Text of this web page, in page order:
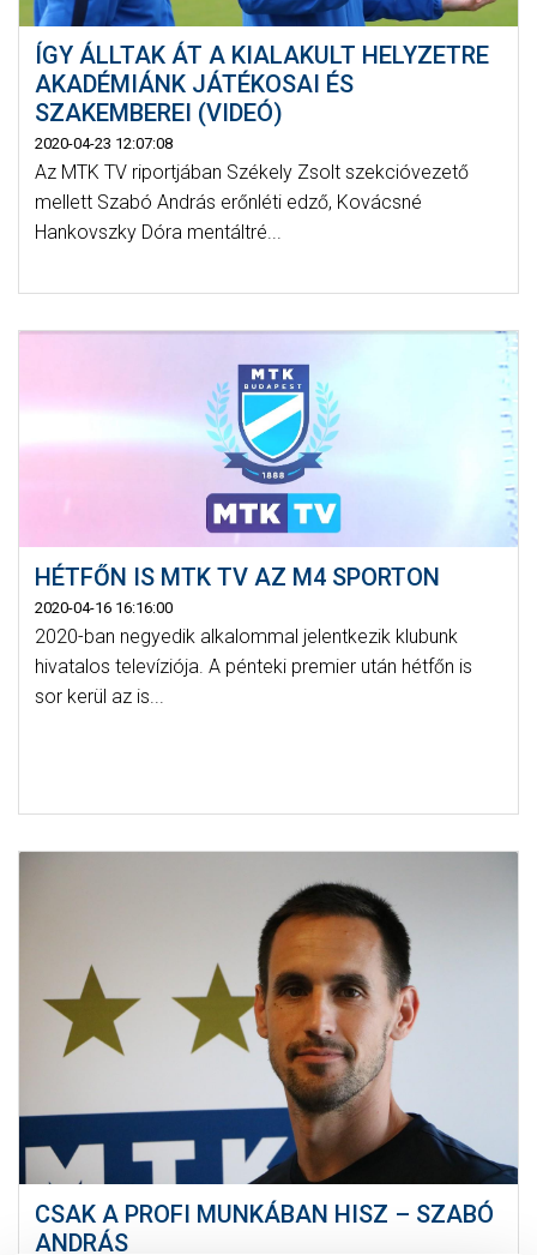
ÍGY ÁLLTAK ÁT A KIALAKULT HELYZETRE
AKADÉMIÁNK JÁTÉKOSAI ÉS
SZAKEMBEREI (VIDEÓ)
2020-04-23 12:07:08
Az MTK TV riportjában Székely Zsolt szekcióvezető
mellett Szabó András erőnléti edző, Kovácsné
Hankovszky Dóra mentáltré...
HÉTFŐN IS MTK TV AZ M4 SPORTON
2020-04-16 16:16:00
2020-ban negyedik alkalommal jelentkezik klubunk
hivatalos televíziója. A pénteki premier után hétfőn is
sor kerül az is...
CSAK A PROFI MUNKÁBAN HISZ – SZABÓ
ANDRÁS